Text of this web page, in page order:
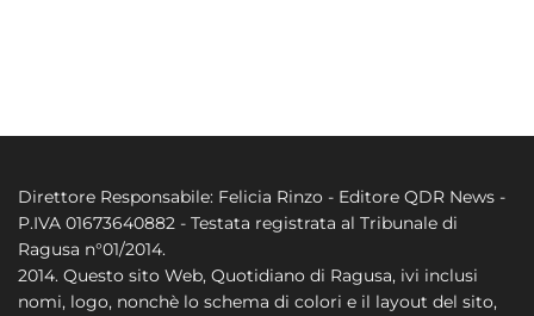
Direttore Responsabile: Felicia Rinzo - Editore QDR News -
P.IVA 01673640882 - Testata registrata al Tribunale di
Ragusa n°01/2014.
2014. Questo sito Web, Quotidiano di Ragusa, ivi inclusi
nomi, logo, nonchè lo schema di colori e il layout del sito,